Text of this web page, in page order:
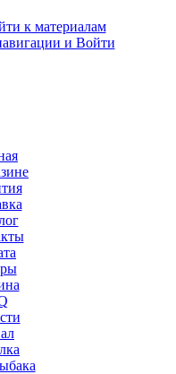
к материалам
и Войти